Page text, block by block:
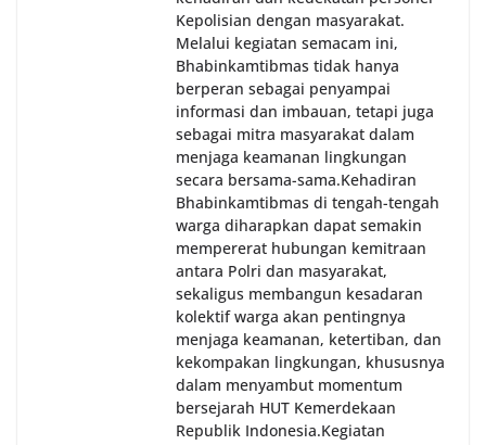
Kepolisian dengan masyarakat.
Melalui kegiatan semacam ini,
Bhabinkamtibmas tidak hanya
berperan sebagai penyampai
informasi dan imbauan, tetapi juga
sebagai mitra masyarakat dalam
menjaga keamanan lingkungan
secara bersama-sama.‎‎Kehadiran
Bhabinkamtibmas di tengah-tengah
warga diharapkan dapat semakin
mempererat hubungan kemitraan
antara Polri dan masyarakat,
sekaligus membangun kesadaran
kolektif warga akan pentingnya
menjaga keamanan, ketertiban, dan
kekompakan lingkungan, khususnya
dalam menyambut momentum
bersejarah HUT Kemerdekaan
Republik Indonesia.‎Kegiatan